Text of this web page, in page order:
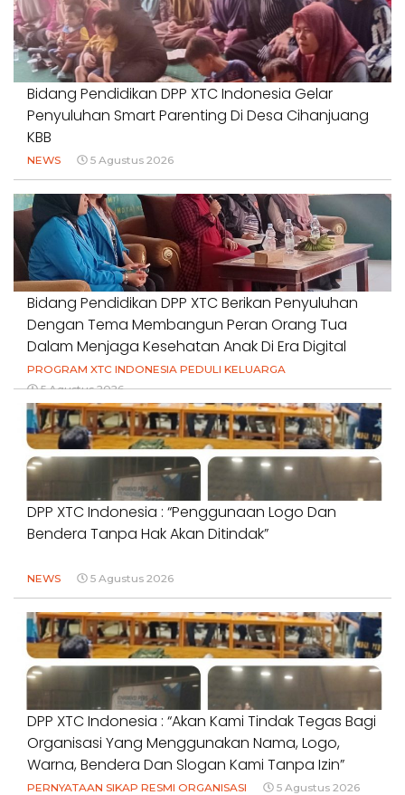
Bidang Pendidikan DPP XTC Indonesia Gelar
Penyuluhan Smart Parenting Di Desa Cihanjuang
KBB
NEWS 5 Agustus 2026
Bidang Pendidikan DPP XTC Berikan Penyuluhan
Dengan Tema Membangun Peran Orang Tua
Dalam Menjaga Kesehatan Anak Di Era Digital
PROGRAM XTC INDONESIA PEDULI KELUARGA
5 Agustus 2026
DPP XTC Indonesia : “Penggunaan Logo Dan
Bendera Tanpa Hak Akan Ditindak”
NEWS 5 Agustus 2026
DPP XTC Indonesia : “Akan Kami Tindak Tegas Bagi
Organisasi Yang Menggunakan Nama, Logo,
Warna, Bendera Dan Slogan Kami Tanpa Izin”
PERNYATAAN SIKAP RESMI ORGANISASI 5 Agustus 2026